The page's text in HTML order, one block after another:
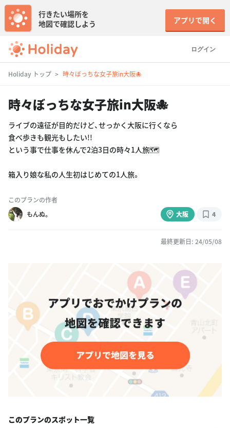
ログイン
行きたい場所を
地図で確認しよう
アプリで開く
Holiday トップ 時々ぼっちな女子旅in大阪🐙
時々ぼっちな女子旅in大阪🐙
ライブの遠征が目的だけど、せっかく大阪に行くなら
食べ歩きも観光もしたい!!
という事で仕事を休んで2泊3日の時々1人旅🗺
箱入り娘な私の人生初はじめての1人旅。
このプランの作者
もんぬ。
大阪 4
最終更新日: 24/05/08
このプランのスポット一覧